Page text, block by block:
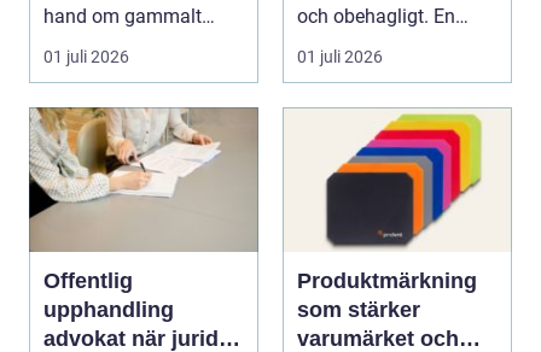
hand om gammalt
skrot. I varje
katalysator...
01 juli 2026
och obehagligt. En
anställning påverkar...
01 juli 2026
Offentlig
upphandling
advokat när juridik
Produktmärkning
som stärker
varumärket och